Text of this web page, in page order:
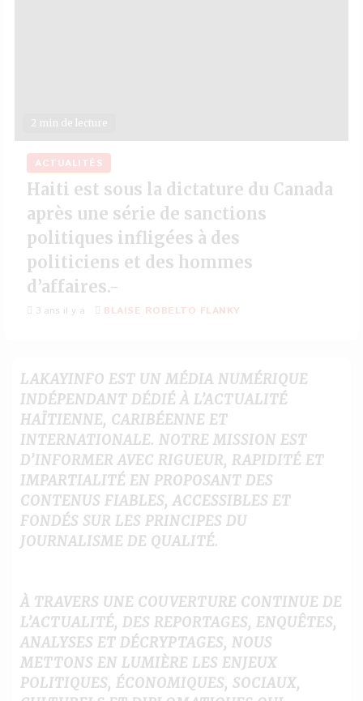
2 min de lecture
ACTUALITÉS
Haiti est sous la dictature du Canada
après une série de sanctions
politiques infligées à des
politiciens et des hommes
d’affaires.-
3 ans il y a BLAISE ROBELTO FLANKY
LAKAYINFO EST UN MÉDIA NUMÉRIQUE
INDÉPENDANT DÉDIÉ À L’ACTUALITÉ
HAÏTIENNE, CARIBÉENNE ET
INTERNATIONALE. NOTRE MISSION EST
D’INFORMER AVEC RIGUEUR, RAPIDITÉ ET
IMPARTIALITÉ EN PROPOSANT DES
CONTENUS FIABLES, ACCESSIBLES ET
FONDÉS SUR LES PRINCIPES DU
JOURNALISME DE QUALITÉ.
À TRAVERS UNE COUVERTURE CONTINUE DE
L’ACTUALITÉ, DES REPORTAGES, ENQUÊTES,
ANALYSES ET DÉCRYPTAGES, NOUS
METTONS EN LUMIÈRE LES ENJEUX
POLITIQUES, ÉCONOMIQUES, SOCIAUX,